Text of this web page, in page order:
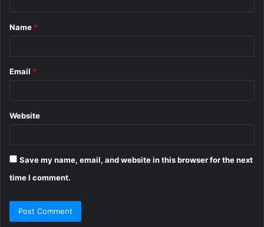
*
Name *
Email *
Website
Save my name, email, and website in this browser for the next
time I comment.